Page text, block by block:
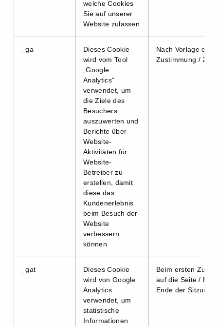
welche Cookies
Sie auf unserer
Website zulassen
_ga
Dieses Cookie
wird vom Tool
„Google
Analytics“
verwendet, um
die Ziele des
Besuchers
auszuwerten und
Berichte über
Website-
Aktivitäten für
Website-
Betreiber zu
erstellen, damit
diese das
Kundenerlebnis
beim Besuch der
Website
verbessern
können
Nach Vorlage der
Zustimmung / 2
_gat
Dieses Cookie
wird von Google
Analytics
verwendet, um
statistische
Informationen
Beim ersten Zugriff
auf die Seite / Bis
Ende der Sitzung